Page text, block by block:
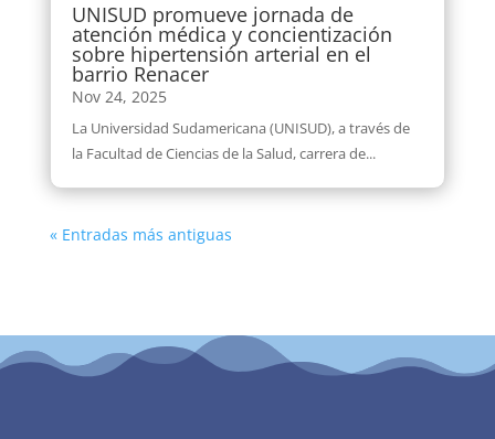
UNISUD promueve jornada de
atención médica y concientización
sobre hipertensión arterial en el
barrio Renacer
Nov 24, 2025
La Universidad Sudamericana (UNISUD), a través de
la Facultad de Ciencias de la Salud, carrera de...
« Entradas más antiguas